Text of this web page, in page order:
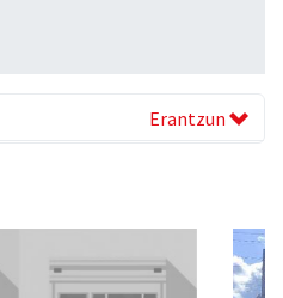
Erantzun